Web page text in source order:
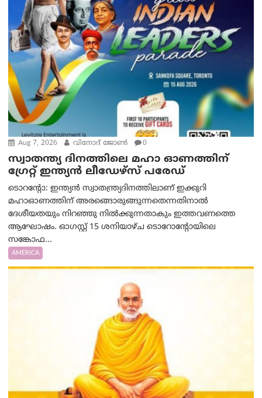
Aug 7, 2026 വിനോദ് ജോൺ 0
സ്വാതന്ത്യ ദിനത്തിലെ മഹാ ഓണത്തിന്
ഗ്രേറ്റ് ഇന്ത്യൻ ലീഡേഴ്സ് പരേഡ്
ടൊറന്റോ: ഇന്ത്യൻ സ്വാതന്ത്ര്യദിനത്തിലാണ് ഇക്കുറി
മഹാഓണത്തിന് അരങ്ങൊരുങ്ങുന്നതെന്നതിനാൽ
ദേശീയതയും നിറഞ്ഞു നിൽക്കുന്നതാകും ഇത്തവണത്തെ
ആഘോഷം. ഓഗസ്റ്റ് 15 ശനിയാഴ്ച ടൊറോന്റോയിലെ
സങ്കോഫ...
AMERICA